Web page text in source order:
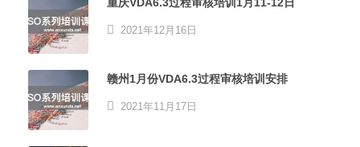
2021年12月16日
赣州1月份VDA6.3过程审核培训安排
2021年11月17日